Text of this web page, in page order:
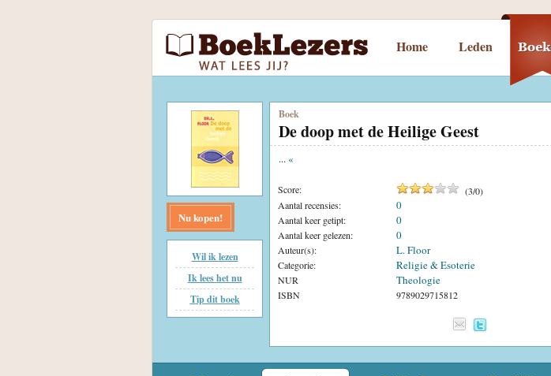
Home Leden
Nu kopen!
Wil ik lezen
Ik lees het nu
Tip dit boek
Boek
De doop met de Heilige Geest
... «
Score: (3/0)
Aantal recensies:
0
Aantal keer getipt: 0
Aantal keer gelezen: 0
Auteur(s): L. Floor
Categorie: Religie & Esoterie
NUR Theologie
ISBN 9789029715812